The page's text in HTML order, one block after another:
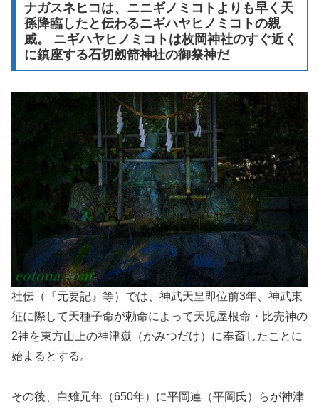
ナガスネヒコは、ニニギノミコトよりも早く天
孫降臨したと伝わるニギハヤヒノミコトの親
戚。 ニギハヤヒノミコトは枚岡神社のすぐ近く
に鎮座する石切劔箭神社の御祭神だ
社伝（『元要記』等）では、神武天皇即位前3年、神武東
征に際して天種子命が勅命によって天児屋根命・比売神の
2神を東方山上の神津嶽（かみつだけ）に奉斎したことに
始まるとする。
その後、白雉元年（650年）に平岡連（平岡氏）らが神津